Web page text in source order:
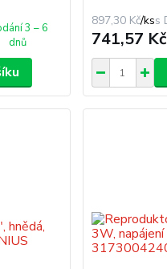
3 – 6
dnů
897,30 Kč/ks
741,57 Kč